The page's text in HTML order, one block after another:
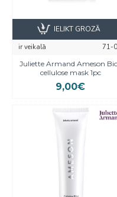
ir veikalā
71-
Juliette Armand Ameson
cellulose mask 1pc
9,00€
IELIKT GROZĀ